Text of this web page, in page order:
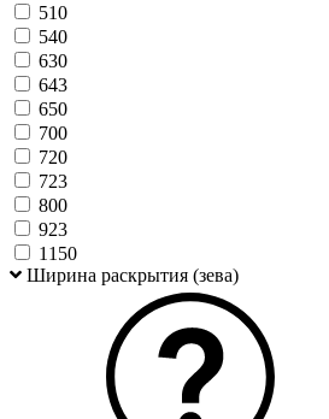
510
540
630
643
650
700
720
723
800
923
1150
Ширина раскрытия (зева)